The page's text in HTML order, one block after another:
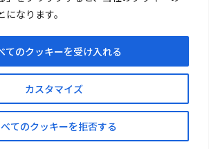
なります。
カスタマイズ
てのクッキーを拒否する
てのクッキーを受け入れる
お問い合わせ
プライバシーポリシー
Co.,Ltd.